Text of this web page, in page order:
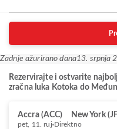
Zadnje ažurirano dana13. srpnja
Rezervirajte i ostvarite
zračna luka Kotoka do
Accra (ACC) New York
pet, 11. ruj Direktno